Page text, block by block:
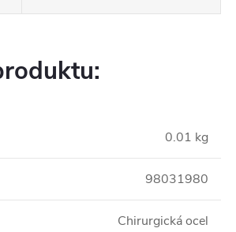
0.01 kg
98031980
Chirurgická ocel